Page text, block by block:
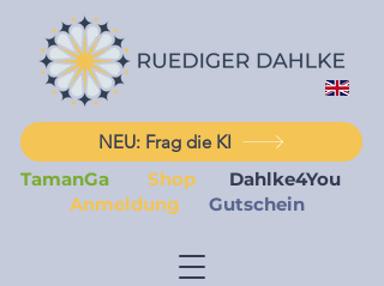
NEU: Frag die KI
TamanGa
Shop
Dahlke4You
Anmeldung
Gutschein